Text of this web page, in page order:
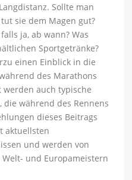
Sollte man
sie dem Magen gut?
ja, ab wann? Was
Sportgetränke?
einen Einblick in die
des Marathons
auch typische
während des Rennens
dieses Beitrags
aktuellsten
und werden von
und Europameistern